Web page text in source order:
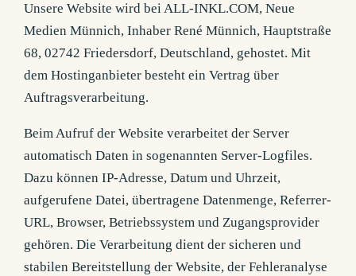
Unsere Website wird bei ALL-INKL.COM, Neue
Medien Münnich, Inhaber René Münnich, Hauptstraße
68, 02742 Friedersdorf, Deutschland, gehostet. Mit
dem Hostinganbieter besteht ein Vertrag über
Auftragsverarbeitung.
Beim Aufruf der Website verarbeitet der Server
automatisch Daten in sogenannten Server-Logfiles.
Dazu können IP-Adresse, Datum und Uhrzeit,
aufgerufene Datei, übertragene Datenmenge, Referrer-
URL, Browser, Betriebssystem und Zugangsprovider
gehören. Die Verarbeitung dient der sicheren und
stabilen Bereitstellung der Website, der Fehleranalyse